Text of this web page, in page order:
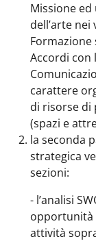
Missione
dell’arte
Formazione
Accordi con
carattere
di risorse di
(spazi e
la seconda
strategica
sezioni:
- l’analisi
opportunità
attività